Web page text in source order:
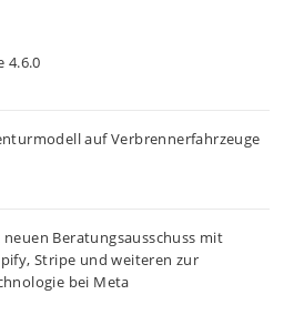
4.6.0
auf Verbrennerfahrzeuge
Beratungsausschuss mit
Stripe und weiteren zur
bei Meta